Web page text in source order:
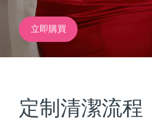
立即購買
定制清潔流程
紅光療法
加拿大
奧地利